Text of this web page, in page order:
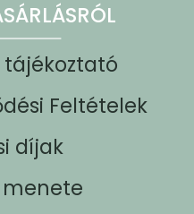
Feltételek
díjak
menete